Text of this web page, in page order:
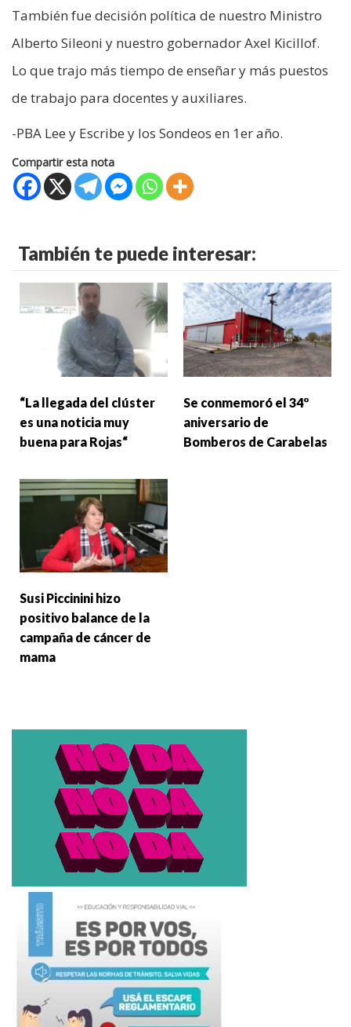
También fue decisión política de nuestro Ministro
Alberto Sileoni y nuestro gobernador Axel Kicillof.
Lo que trajo más tiempo de enseñar y más puestos
de trabajo para docentes y auxiliares.
-PBA Lee y Escribe y los Sondeos en 1er año.
Compartir esta nota
También te puede interesar:
“La llegada del clúster
es una noticia muy
buena para Rojas“
Se conmemoró el 34º
aniversario de
Bomberos de Carabelas
Susi Piccinini hizo
positivo balance de la
campaña de cáncer de
mama